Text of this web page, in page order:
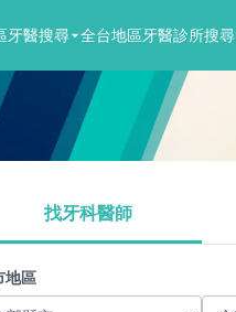
牙醫搜尋 全台地區牙醫診所搜尋
找牙科醫師
地區